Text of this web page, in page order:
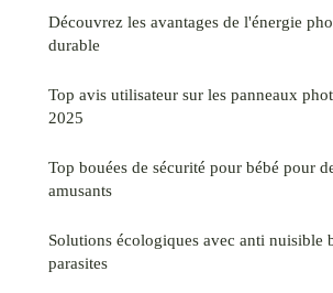
Découvrez les avantages de l'énergie
durable
Top avis utilisateur sur les panneaux
2025
Top bouées de sécurité pour bébé pour
amusants
Solutions écologiques avec anti nuisible
parasites